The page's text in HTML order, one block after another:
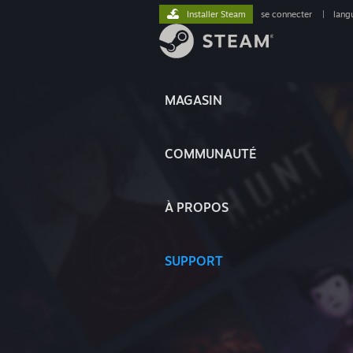
MAGASIN
COMMUNAUTÉ
À PROPOS
SUPPORT
Installer Steam se connecter